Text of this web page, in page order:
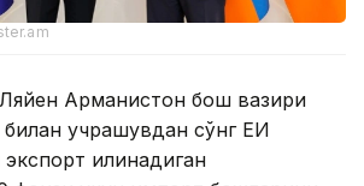
Арманистон бош вазири
учрашувдан сўнг ЕИ
қилинадиган